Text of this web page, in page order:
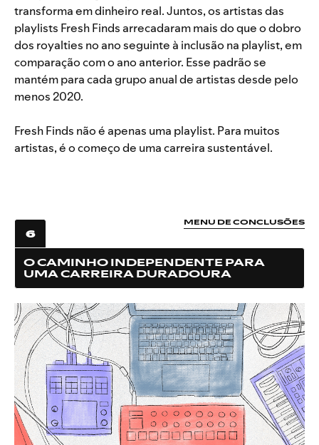
transforma em dinheiro real. Juntos, os artistas das
playlists Fresh Finds arrecadaram mais do que o dobro
dos royalties no ano seguinte à inclusão na playlist, em
comparação com o ano anterior. Esse padrão se
mantém para cada grupo anual de artistas desde pelo
menos 2020.
Fresh Finds não é apenas uma playlist. Para muitos
artistas, é o começo de uma carreira sustentável.
6
MENU DE CONCLUSÕES
O CAMINHO INDEPENDENTE PARA
UMA CARREIRA DURADOURA